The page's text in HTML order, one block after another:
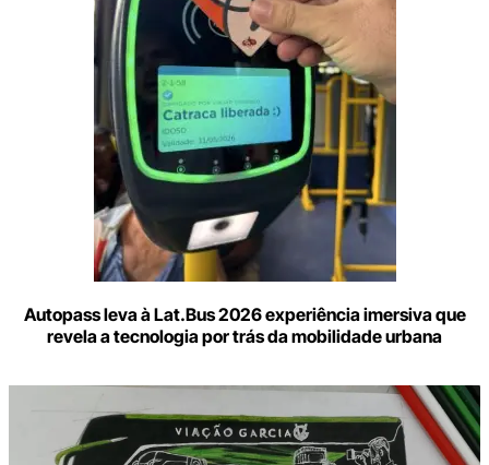
Autopass leva à Lat.Bus 2026 experiência imersiva que
revela a tecnologia por trás da mobilidade urbana